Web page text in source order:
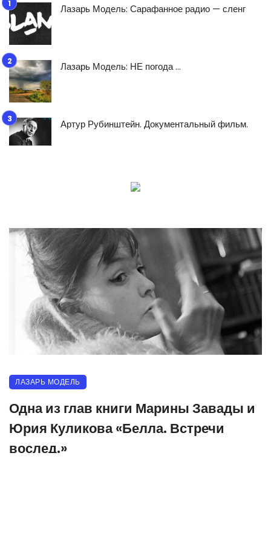
Лазарь Модель: Сарафанное радио — сленг
Лазарь Модель: НЕ погода …
Артур Рубинштейн. Документальный фильм.
ЛАЗАРЬ МОДЕЛЬ
Одна из глав книги Марины Завады и
Юрия Куликова «Белла. Встречи
вослед.»